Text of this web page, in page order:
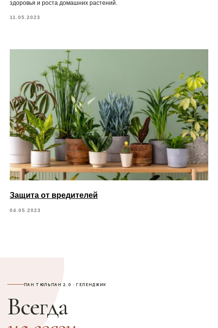
здоровья и роста домашних растений.
11.05.2023
Защита от вредителей
04.05.2023
ПАН ТЮЛЬПАН 2.0 · ГЕЛЕНДЖИК
Всегда